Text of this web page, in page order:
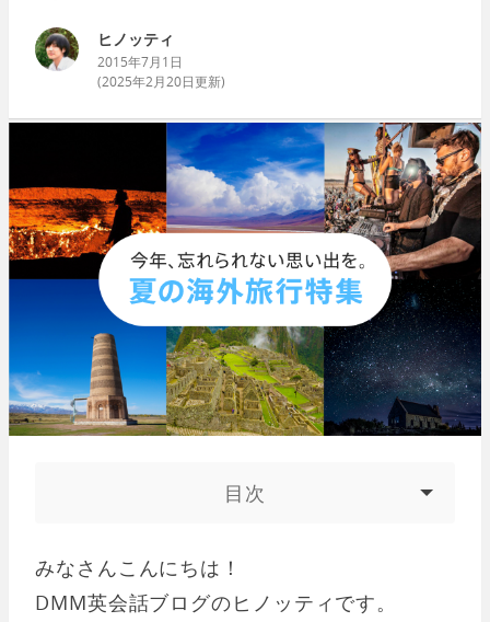
ヒノッティ
2015年7月1日
(2025年2月20日更新)
目次
みなさんこんにちは！
DMM英会話ブログのヒノッティです。